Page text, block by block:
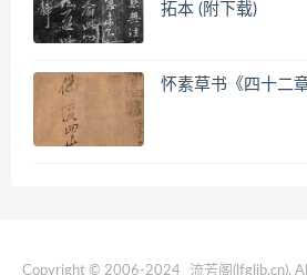
拓本 (附下载)
怀素草书《四十二
Copyright © 2006-2024 流芳阁(lfglib.cn).